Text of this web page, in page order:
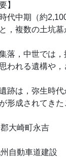
】
期（約2,100
，複数の土坑
，中世では，
われる遺構や
，弥生時代
形成されてきた
郡大崎町永
自動車道建設